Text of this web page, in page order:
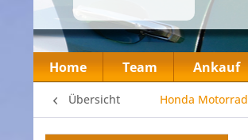
Home Team Ankauf
Übersicht Honda Motorrad